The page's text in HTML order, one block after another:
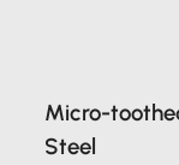
Micro-
Steel